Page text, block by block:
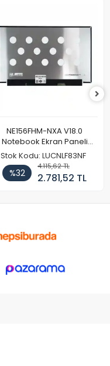
NE156FHM-NXA V18.0
Notebook Ekran Paneli
144Hz
Stok Kodu: LUCNLF83NF
%32
4.115,62 TL
2.781,52 TL